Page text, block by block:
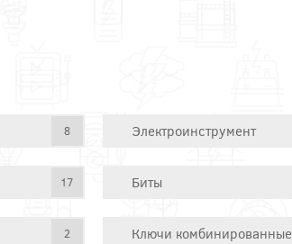
8 Электроинструмент
17 Биты
2 Ключи комбинированные